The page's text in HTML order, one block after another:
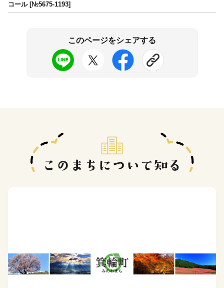
コール [№5675-1193]
このページをシェアする